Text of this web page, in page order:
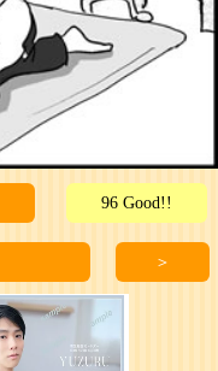
96 Good!!
＞